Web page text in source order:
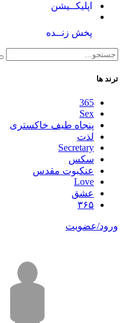
اپلیکــیشن
پخش زنــده
ترند ها
365
Sex
پنجاه طیف خاکستری
لذت
Secretary
سکس
عنکبوت مقدس
Love
عشق
۳۶۵
ورود/عضویت